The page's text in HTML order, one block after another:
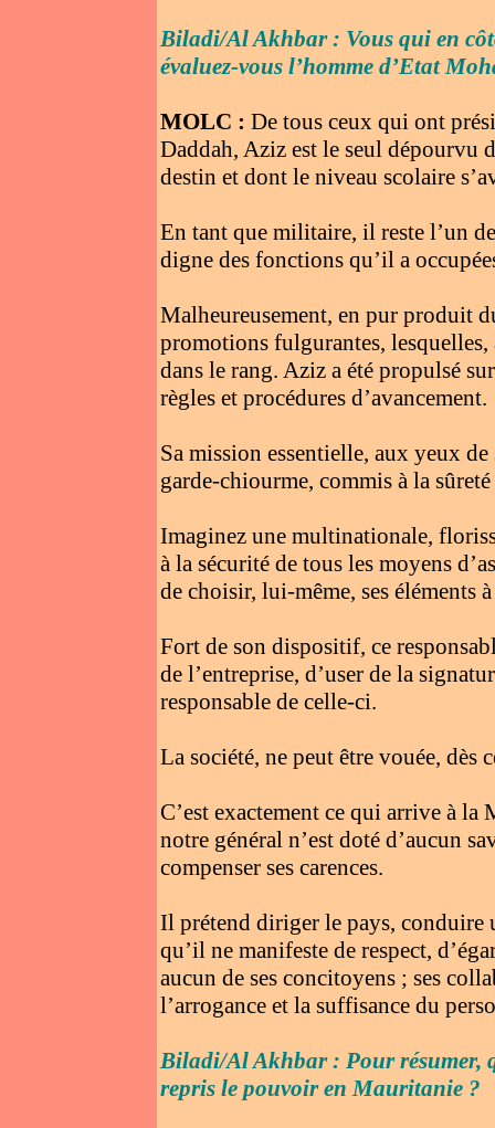
Biladi/Al Akhbar : Vous qui en
évaluez-vous l’homme d’Etat
MOLC : De tous ceux qui ont
Daddah, Aziz est le seul dépourvu
destin et dont le niveau scolaire
En tant que militaire, il reste l’un
digne des fonctions qu’il a
Malheureusement, en pur produit
promotions fulgurantes, lesquelles,
dans le rang. Aziz a été propulsé
règles et procédures d’avancement.
Sa mission essentielle, aux yeux
garde-chiourme, commis à la
Imaginez une multinationale,
à la sécurité de tous les moyens
de choisir, lui-même, ses éléments
Fort de son dispositif, ce
de l’entreprise, d’user de la
responsable de celle-ci.
La société, ne peut être vouée, dès
C’est exactement ce qui arrive à
notre général n’est doté d’aucun
compenser ses carences.
Il prétend diriger le pays, conduire
qu’il ne manifeste de respect,
aucun de ses concitoyens ; ses
l’arrogance et la suffisance du
Biladi/Al Akhbar : Pour résumer,
repris le pouvoir en Mauritanie ?